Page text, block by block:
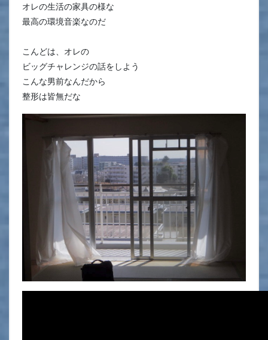
オレの生活の家具の様な
最高の環境音楽なのだ
こんどは、オレの
ビッグチャレンジの話をしよう
こんな男前なんだから
整形は皆無だな